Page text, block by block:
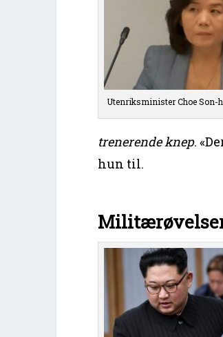
Utenriksminister Choe Son-
trenerende knep.
hun til.